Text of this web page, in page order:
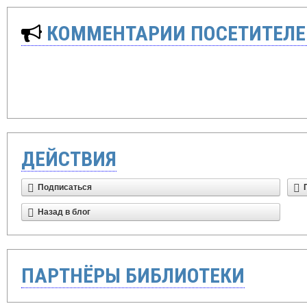
КОММЕНТАРИИ
ДЕЙСТВИЯ
Подписаться
Назад в блог
ПАРТНЁРЫ БИБЛИОТЕКИ